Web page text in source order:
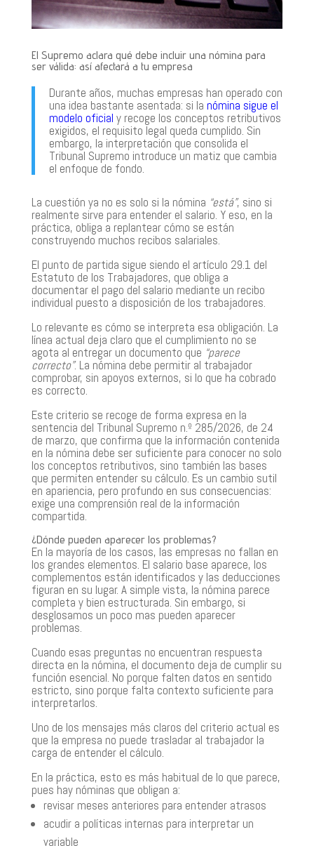
El Supremo aclara qué debe incluir una nómina para
ser válida: así afectará a tu empresa
Durante años, muchas empresas han operado con
una idea bastante asentada: si la nómina sigue el
modelo oficial y recoge los conceptos retributivos
exigidos, el requisito legal queda cumplido. Sin
embargo, la interpretación que consolida el
Tribunal Supremo introduce un matiz que cambia
el enfoque de fondo.
La cuestión ya no es solo si la nómina “está”, sino si
realmente sirve para entender el salario. Y eso, en la
práctica, obliga a replantear cómo se están
construyendo muchos recibos salariales.
El punto de partida sigue siendo el artículo 29.1 del
Estatuto de los Trabajadores, que obliga a
documentar el pago del salario mediante un recibo
individual puesto a disposición de los trabajadores.
Lo relevante es cómo se interpreta esa obligación. La
línea actual deja claro que el cumplimiento no se
agota al entregar un documento que “parece
correcto”. La nómina debe permitir al trabajador
comprobar, sin apoyos externos, si lo que ha cobrado
es correcto.
Este criterio se recoge de forma expresa en la
sentencia del Tribunal Supremo n.º 285/2026, de 24
de marzo, que confirma que la información contenida
en la nómina debe ser suficiente para conocer no solo
los conceptos retributivos, sino también las bases
que permiten entender su cálculo. Es un cambio sutil
en apariencia, pero profundo en sus consecuencias:
exige una comprensión real de la información
compartida.
¿Dónde pueden aparecer los problemas?
En la mayoría de los casos, las empresas no fallan en
los grandes elementos. El salario base aparece, los
complementos están identificados y las deducciones
figuran en su lugar. A simple vista, la nómina parece
completa y bien estructurada. Sin embargo, si
desglosamos un poco mas pueden aparecer
problemas.
Cuando esas preguntas no encuentran respuesta
directa en la nómina, el documento deja de cumplir su
función esencial. No porque falten datos en sentido
estricto, sino porque falta contexto suficiente para
interpretarlos.
Uno de los mensajes más claros del criterio actual es
que la empresa no puede trasladar al trabajador la
carga de entender el cálculo.
En la práctica, esto es más habitual de lo que parece,
pues hay nóminas que obligan a:
revisar meses anteriores para entender atrasos
acudir a políticas internas para interpretar un
variable